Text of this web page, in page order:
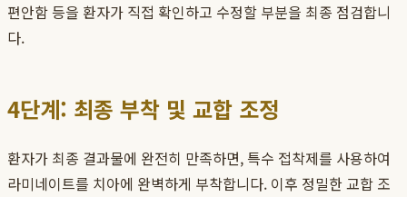
편안함 등을 환자가 직접 확인하고 수정할 부분을 최종 점검합니
다.
4단계: 최종 부착 및 교합 조정
환자가 최종 결과물에 완전히 만족하면, 특수 접착제를 사용하여
라미네이트를 치아에 완벽하게 부착합니다. 이후 정밀한 교합 조